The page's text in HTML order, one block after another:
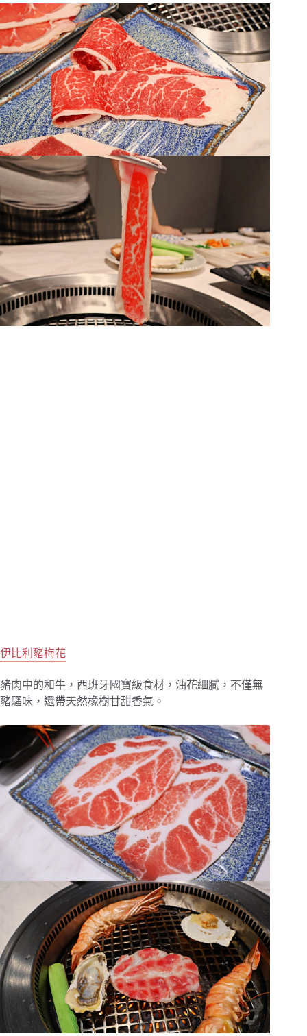
伊比利豬梅花
豬肉中的和牛，西班牙國寶級食材，油花細膩，不僅無
豬騷味，還帶天然橡樹甘甜香氣。